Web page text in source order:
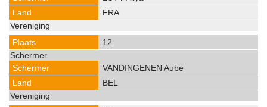
FRA
12
VANDINGENEN Aube
BEL